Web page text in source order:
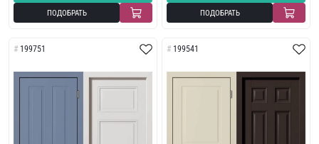
ПОДОБРАТЬ ПОДОБРАТЬ
199751 199541